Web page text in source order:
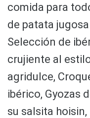
comida para
de patata
Selección de
crujiente al
agridulce,
ibérico, Gyozas
su salsita